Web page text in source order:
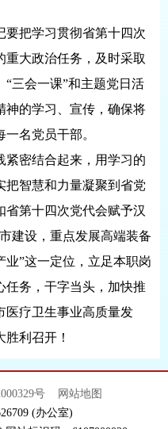
把学习贯彻省第十四次
重大政治任务，及时采取
三会一课”和主题党日活
神的学习、宣传，确保将
名党员干部。
密结合起来，用学习的
把智慧和力量凝聚到省党
省第十四次党代会赋予汉
建设，重点发展高端装备
”这一定位，立足本职岗
任务，干字当头，加快推
医疗卫生事业高质量发
利召开！
号
网站地图
(办公室)